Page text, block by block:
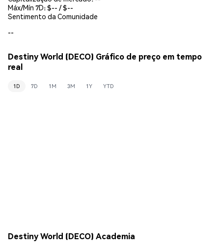
Máx/Mín 7D: $-- / $--
Sentimento da Comunidade
--
Destiny World (DECO) Gráfico de preço em tempo
real
1D 7D 1M 3M 1Y YTD
Destiny World (DECO) Academia